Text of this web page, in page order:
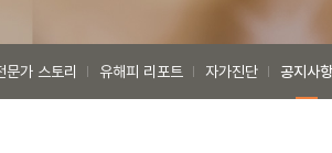
문가 스토리 유해피 리포트 자가진단 공지사항